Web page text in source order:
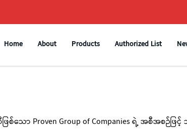
Home About Products Authorized List
သော Proven Group of Companies ရဲ့ အစီအစဉ်ဖ